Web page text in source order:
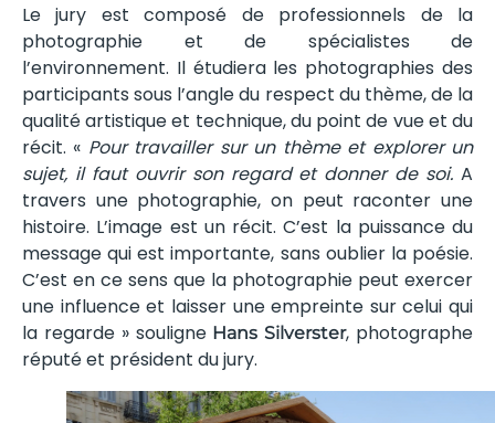
Le jury est composé de professionnels de la
photographie et de spécialistes de
l’environnement. Il étudiera les photographies des
participants sous l’angle du respect du thème, de la
qualité artistique et technique, du point de vue et du
récit. « Pour travailler sur un thème et explorer un
sujet, il faut ouvrir son regard et donner de soi. A
travers une photographie, on peut raconter une
histoire. L’image est un récit. C’est la puissance du
message qui est importante, sans oublier la poésie.
C’est en ce sens que la photographie peut exercer
une influence et laisser une empreinte sur celui qui
la regarde » souligne Hans Silverster, photographe
réputé et président du jury.